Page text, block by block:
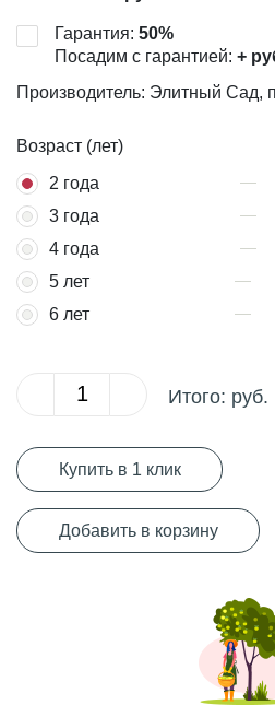
Гарантия: 50%
Посадим с гарантией: +
Производитель: Элитный Сад,
Возраст (лет)
2 года
3 года
4 года
5 лет
6 лет
Итого: руб.
Купить в 1 клик
Добавить в корзину